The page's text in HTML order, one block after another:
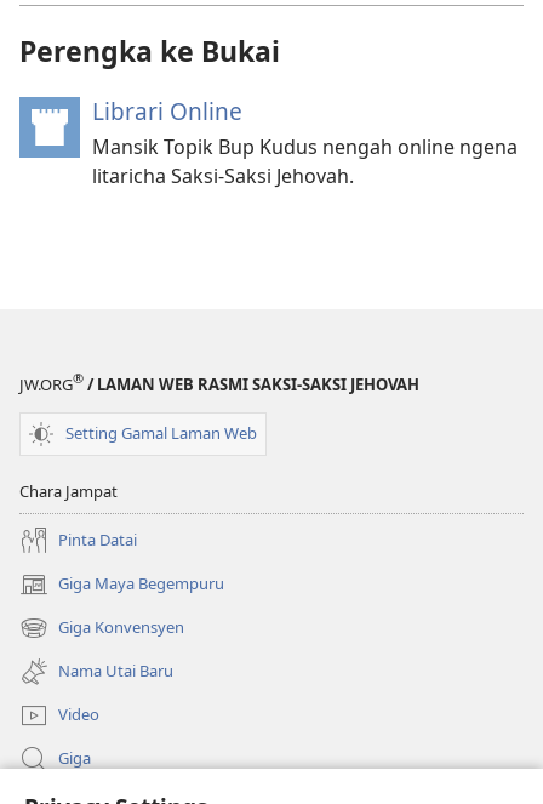
Perengka ke Bukai
Librari Online
new
window)
Mansik Topik Bup Kudus nengah online ngena
litaricha Saksi-Saksi Jehovah.
JW.ORG® / LAMAN WEB RASMI SAKSI-SAKSI JEHOVAH
Setting Gamal Laman Web
Chara Jampat
Pinta Datai
Giga Maya Begempuru
(opens
new
window)
Giga Konvensyen
(opens
new
window)
Nama Utai Baru
Video
Giga